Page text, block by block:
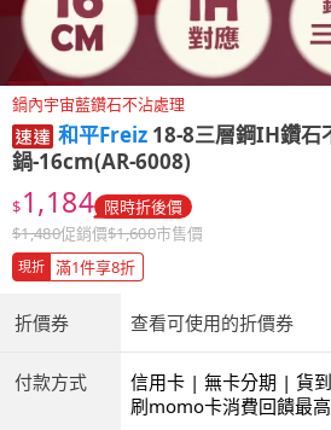
鍋內宇宙藍鑽石不沾處理
和平Freiz 18-8三層鋼IH鑽石
鍋-16cm(AR-6008)
$1,184 限時折後價
$1,480促銷價$1,600市售價
現折 滿1件享8折
折價券 查看可使用的折價券
付款方式
信用卡 | 無卡分期 | 貨
商付款 | ATM | 銀聯卡
刷momo卡消費回饋最高